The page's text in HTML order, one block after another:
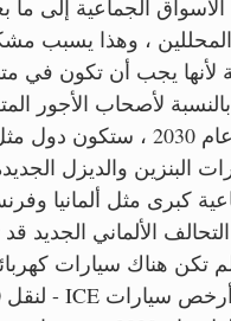
المحللين ، وهذا يسبب
لأنها يجب أن تكون في
لأصحاب الأجور
كل شيء ، بحلول عام 2030 ،
البنزين والديزل
كبرى مثل ألمانيا
الألماني الجديد
تكن هناك سيارات